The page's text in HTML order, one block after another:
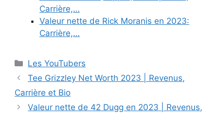
Carrière,…
Valeur nette de Rick Moranis en 2023:
Carrière,…
Categories
Les YouTubers
Tee Grizzley Net Worth 2023 | Revenus,
Carrière et Bio
Valeur nette de 42 Dugg en 2023 | Revenus,